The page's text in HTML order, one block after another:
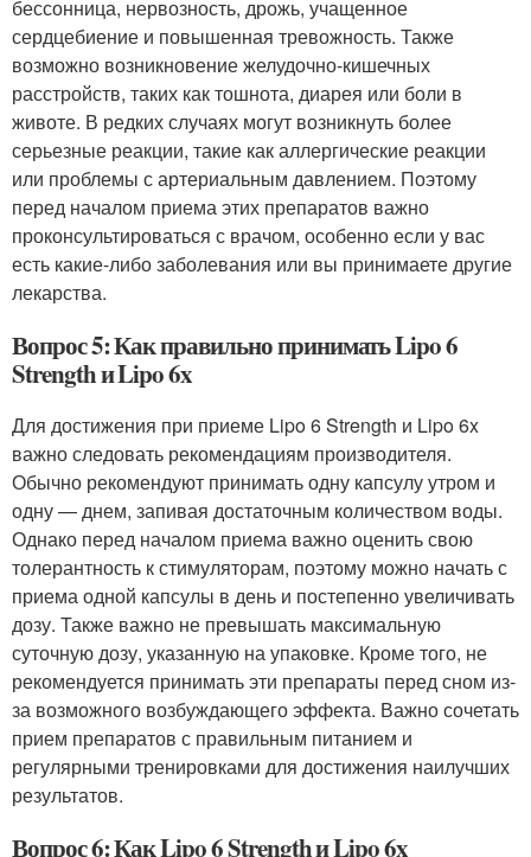
бессонница, нервозность, дрожь, учащенное
сердцебиение и повышенная тревожность. Также
возможно возникновение желудочно-кишечных
расстройств, таких как тошнота, диарея или боли в
животе. В редких случаях могут возникнуть более
серьезные реакции, такие как аллергические реакции
или проблемы с артериальным давлением. Поэтому
перед началом приема этих препаратов важно
проконсультироваться с врачом, особенно если у вас
есть какие-либо заболевания или вы принимаете другие
лекарства.
Вопрос 5: Как правильно принимать Lipo 6
Strength и Lipo 6x
Для достижения при приеме Lipo 6 Strength и Lipo 6x
важно следовать рекомендациям производителя.
Обычно рекомендуют принимать одну капсулу утром и
одну — днем, запивая достаточным количеством воды.
Однако перед началом приема важно оценить свою
толерантность к стимуляторам, поэтому можно начать с
приема одной капсулы в день и постепенно увеличивать
дозу. Также важно не превышать максимальную
суточную дозу, указанную на упаковке. Кроме того, не
рекомендуется принимать эти препараты перед сном из-
за возможного возбуждающего эффекта. Важно сочетать
прием препаратов с правильным питанием и
регулярными тренировками для достижения наилучших
результатов.
Вопрос 6: Как Lipo 6 Strength и Lipo 6x